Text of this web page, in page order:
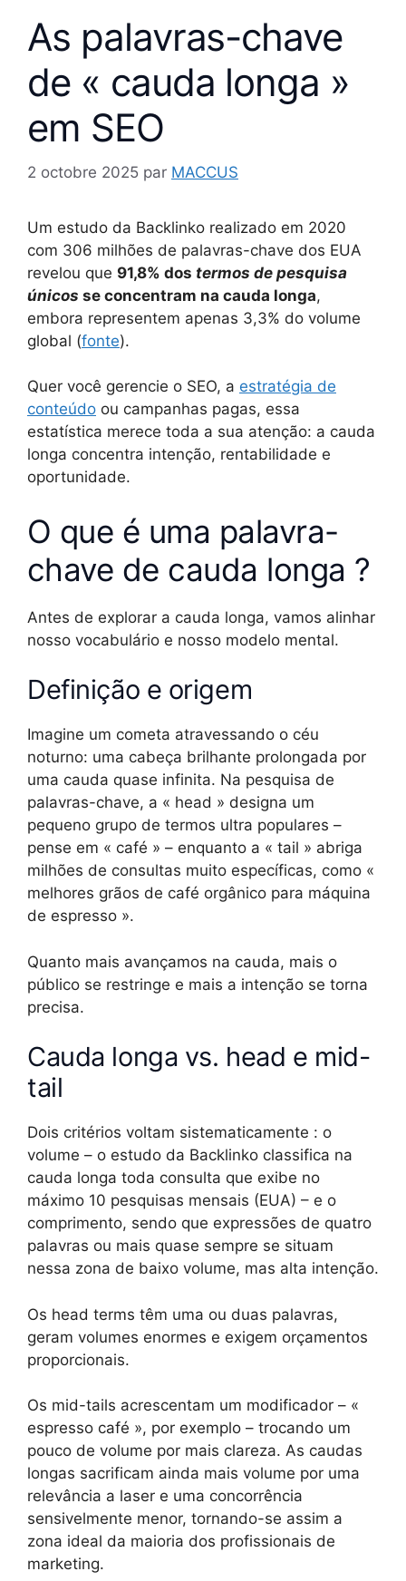
As palavras-chave
de « cauda longa »
em SEO
2 octobre 2025 par MACCUS
Um estudo da Backlinko realizado em 2020
com 306 milhões de palavras-chave dos EUA
revelou que 91,8% dos termos de pesquisa
únicos se concentram na cauda longa,
embora representem apenas 3,3% do volume
global (fonte).
Quer você gerencie o SEO, a estratégia de
conteúdo ou campanhas pagas, essa
estatística merece toda a sua atenção: a cauda
longa concentra intenção, rentabilidade e
oportunidade.
O que é uma palavra-
chave de cauda longa ?
Antes de explorar a cauda longa, vamos alinhar
nosso vocabulário e nosso modelo mental.
Definição e origem
Imagine um cometa atravessando o céu
noturno: uma cabeça brilhante prolongada por
uma cauda quase infinita. Na pesquisa de
palavras-chave, a « head » designa um
pequeno grupo de termos ultra populares –
pense em « café » – enquanto a « tail » abriga
milhões de consultas muito específicas, como «
melhores grãos de café orgânico para máquina
de espresso ».
Quanto mais avançamos na cauda, mais o
público se restringe e mais a intenção se torna
precisa.
Cauda longa vs. head e mid-
tail
Dois critérios voltam sistematicamente : o
volume – o estudo da Backlinko classifica na
cauda longa toda consulta que exibe no
máximo 10 pesquisas mensais (EUA) – e o
comprimento, sendo que expressões de quatro
palavras ou mais quase sempre se situam
nessa zona de baixo volume, mas alta intenção.
Os head terms têm uma ou duas palavras,
geram volumes enormes e exigem orçamentos
proporcionais.
Os mid-tails acrescentam um modificador – «
espresso café », por exemplo – trocando um
pouco de volume por mais clareza. As caudas
longas sacrificam ainda mais volume por uma
relevância a laser e uma concorrência
sensivelmente menor, tornando-se assim a
zona ideal da maioria dos profissionais de
marketing.